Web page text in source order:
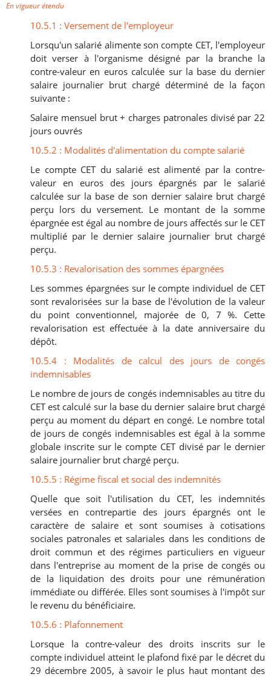
En vigueur étendu
10.5.1 : Versement de l'employeur
Lorsqu'un salarié alimente son compte CET, l'employeur
doit verser à l'organisme désigné par la branche la
contre-valeur en euros calculée sur la base du dernier
salaire journalier brut chargé déterminé de la façon
suivante :
Salaire mensuel brut + charges patronales divisé par 22
jours ouvrés
10.5.2 : Modalités d'alimentation du compte salarié
Le compte CET du salarié est alimenté par la contre-
valeur en euros des jours épargnés par le salarié
calculée sur la base de son dernier salaire brut chargé
perçu lors du versement. Le montant de la somme
épargnée est égal au nombre de jours affectés sur le CET
multiplié par le dernier salaire journalier brut chargé
perçu.
10.5.3 : Revalorisation des sommes épargnées
Les sommes épargnées sur le compte individuel de CET
sont revalorisées sur la base de l'évolution de la valeur
du point conventionnel, majorée de 0, 7 %. Cette
revalorisation est effectuée à la date anniversaire du
dépôt.
10.5.4 : Modalités de calcul des jours de congés
indemnisables
Le nombre de jours de congés indemnisables au titre du
CET est calculé sur la base du dernier salaire brut chargé
perçu au moment du départ en congé. Le nombre total
de jours de congés indemnisables est égal à la somme
globale inscrite sur le compte CET divisé par le dernier
salaire journalier brut chargé perçu.
10.5.5 : Régime fiscal et social des indemnités
Quelle que soit l'utilisation du CET, les indemnités
versées en contrepartie des jours épargnés ont le
caractère de salaire et sont soumises à cotisations
sociales patronales et salariales dans les conditions de
droit commun et des régimes particuliers en vigueur
dans l'entreprise au moment de la prise de congés ou
de la liquidation des droits pour une rémunération
immédiate ou différée. Elles sont soumises à l'impôt sur
le revenu du bénéficiaire.
10.5.6 : Plafonnement
Lorsque la contre-valeur des droits inscrits sur le
compte individuel atteint le plafond fixé par le décret du
29 décembre 2005, à savoir le plus haut montant des